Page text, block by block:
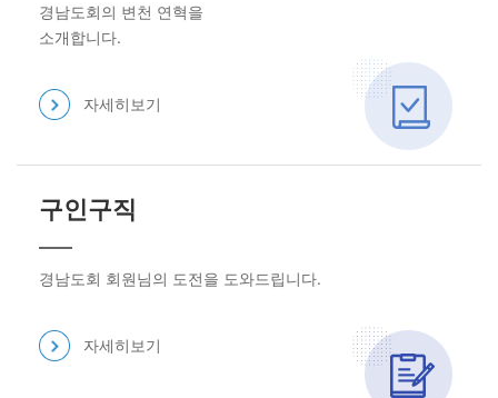
경남도회의 변천 연혁을
소개합니다.
자세히보기
구인구직
경남도회 회원님의 도전을 도와드립니다.
자세히보기